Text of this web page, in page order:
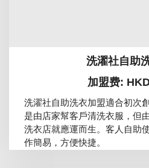
洗濯社自助
加盟费:
洗濯社自助洗衣加盟適合初次
是由店家幫客戶清洗衣服，但
洗衣店就應運而生。客人自助
作簡易，方便快捷。